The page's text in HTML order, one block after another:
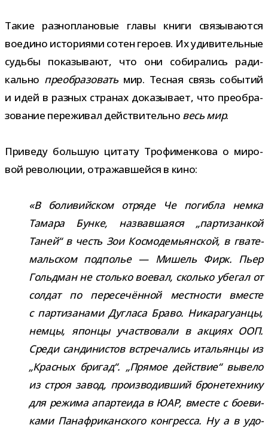
Такие раз­но­пла­но­вые главы книги свя­зы­ва­ются
воедино исто­ри­ями сотен героев. Их уди­ви­тель­ные
судьбы пока­зы­вают, что они соби­ра­лись ради­
кально пре­об­ра­зо­ватьмир. Тесная связь собы­тий
и идей в раз­ных стра­нах дока­зы­вает, что пре­об­ра­
зо­ва­ние пере­жи­вал дей­стви­тельно весь мир.
Приведу боль­шую цитату Трофименкова о миро­
вой рево­лю­ции, отра­жав­шейся в кино:
«В боли­вий­ском отряде Че погибла немка
Тамара Бунке, назвав­ша­яся „пар­ти­зан­кой
Таней“ в честь Зои Космодемьянской, в гва­те­
маль­ском под­по­лье — Мишель Фирк. Пьер
Гольдман не столько вое­вал, сколько убе­гал от
сол­дат по пере­се­чён­ной мест­но­сти вме­сте
с пар­ти­за­нами Дугласа Браво. Никарагуанцы,
немцы, японцы участ­во­вали в акциях ООП.
Среди сан­ди­ни­стов встре­ча­лись ита­льянцы из
„Красных бри­гад“. „Прямое дей­ствие“ вывело
из строя завод, про­из­во­див­ший бро­не­тех­нику
для режима апар­те­ида в ЮАР, вме­сте с бое­ви­
ками Панафриканского кон­гресса. Ну а в удо­